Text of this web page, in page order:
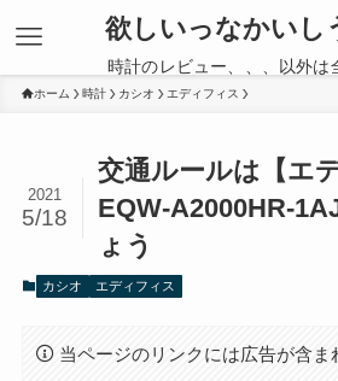
欲しいっなかいし
時計のレビュー、、、以外は
ホーム 時計 カシオ エディフィス
交通ルールは【エ
EQW-A2000HR-
ょう
2021
5/18
カシオ エディフィス
当ページのリンクには広告が含ま